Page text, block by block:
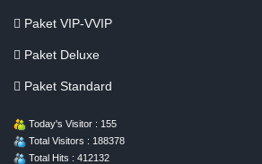
Paket VIP-VVIP
Paket Deluxe
Paket Standard
Today's Visitor : 155
Total Visitors : 188378
Total Hits : 412132